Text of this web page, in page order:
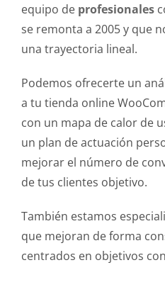
equipo de profesionales
se remonta a 2005 y que
una trayectoria lineal.
Podemos ofrecerte un
a tu tienda online
con un mapa de calor de
un plan de actuación
mejorar el número de
de tus clientes objetivo.
También estamos
que mejoran de forma
centrados en objetivos